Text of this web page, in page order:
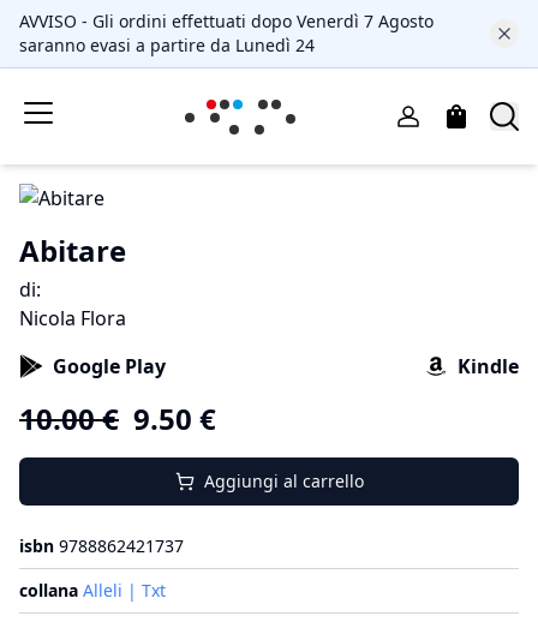
AVVISO - Gli ordini effettuati dopo Venerdì 7 Agosto
saranno evasi a partire da Lunedì 24
Abitare
di:
Nicola Flora
Google Play
Kindle
10.00€ 9.50 €
Aggiungi al carrello
isbn 9788862421737
collana Alleli | Txt